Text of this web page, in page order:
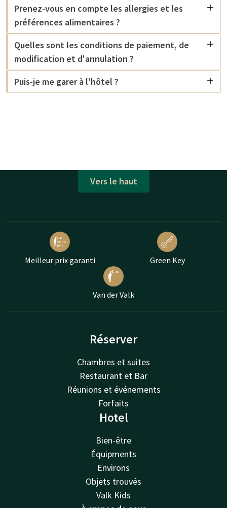
Prenez-vous en compte les allergies et les
préférences alimentaires ?
Quelles sont les conditions de paiement, de
modification et d'annulation ?
Puis-je me garer à l'hôtel ?
Vers le haut
Meilleur prix garanti Green Key
Van der Valk
Réserver
Chambres et suites
Restaurant et Bar
Réunions et événements
Forfaits
Hotel
Bien-être
Équipments
Environs
Objets trouvés
Valk Kids